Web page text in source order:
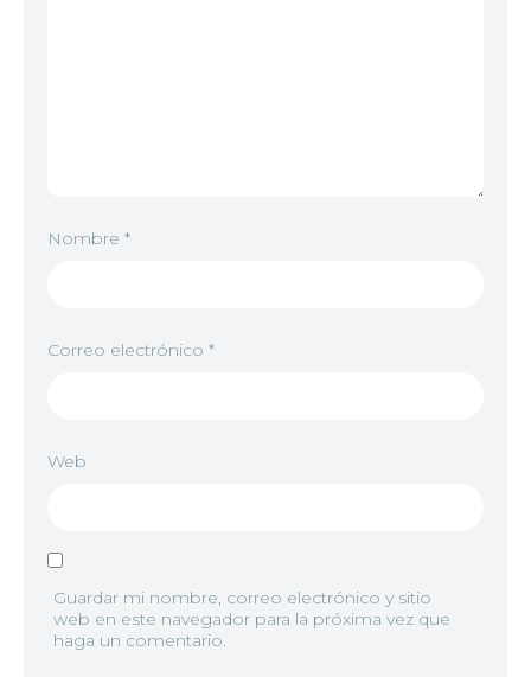
Nombre *
Correo electrónico *
Web
Guardar mi nombre, correo electrónico y sitio
web en este navegador para la próxima vez que
haga un comentario.